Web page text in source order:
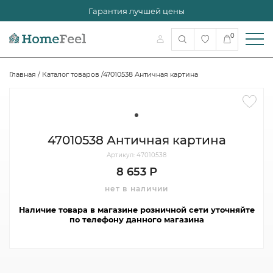
Гарантия лучшей цены
0
Главная / Каталог товаров /47010538 Античная картина
47010538 Античная картина
Артикул: 47010538
8 653 Р
нет в наличии
Наличие товара в магазине розничной сети уточняйте
по телефону данного магазина